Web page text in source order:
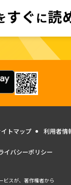
トマップ 利用者情
イバシーポリシー
ビスが、著作権者から